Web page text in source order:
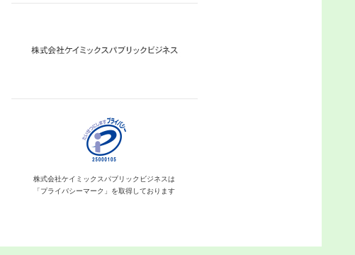
株式会社ケイミックス パブリックビジネスは
「プライバシーマーク」を取得しております